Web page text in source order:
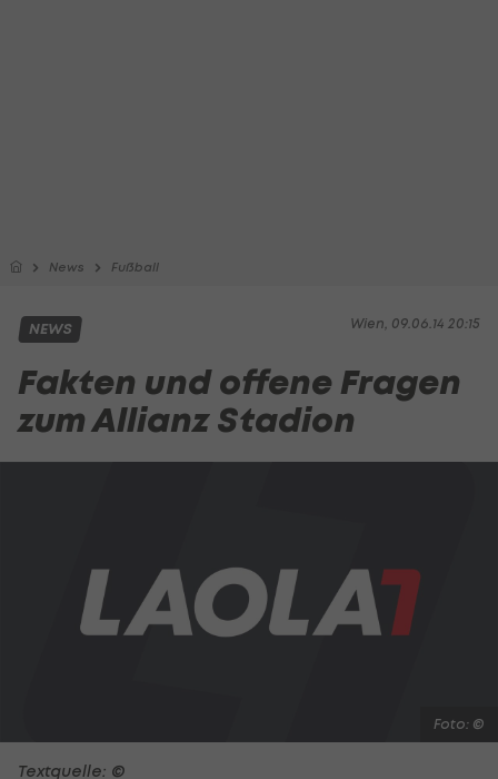
News Fußball
Wien, 09.06.14 20:15
NEWS
Fakten und offene Fragen
zum Allianz Stadion
Foto: ©
Textquelle: ©